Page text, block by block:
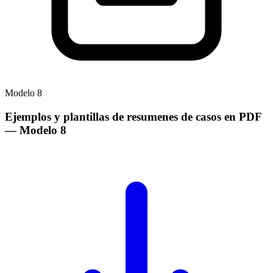
Modelo 8
Ejemplos y plantillas de resumenes de casos en PDF
— Modelo 8